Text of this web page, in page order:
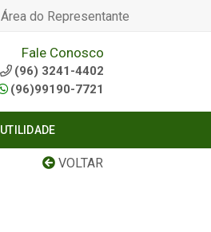
Área do Representante
Fale Conosco
(96) 3241-4402
(96)99190-7721
UTILIDADE
VOLTAR